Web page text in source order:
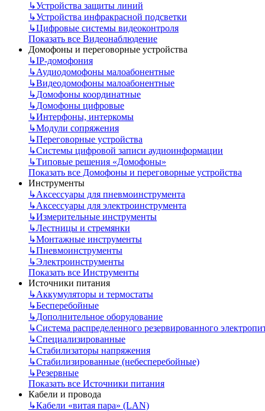
↳Устройства защиты линий
↳Устройства инфракрасной подсветки
↳Цифровые системы видеоконтроля
Показать все Видеонаблюдение
Домофоны и переговорные устройства
↳IP-домофония
↳Аудиодомофоны малоабонентные
↳Видеодомофоны малоабонентные
↳Домофоны координатные
↳Домофоны цифровые
↳Интерфоны, интеркомы
↳Модули сопряжения
↳Переговорные устройства
↳Системы цифровой записи аудиоинформации
↳Типовые решения «Домофоны»
Показать все Домофоны и переговорные устройства
Инструменты
↳Аксессуары для пневмоинструмента
↳Аксессуары для электроинструмента
↳Измерительные инструменты
↳Лестницы и стремянки
↳Монтажные инструменты
↳Пневмоинструменты
↳Электроинструменты
Показать все Инструменты
Источники питания
↳Аккумуляторы и термостаты
↳Бесперебойные
↳Дополнительное оборудование
↳Система распределенного резервированного
↳Специализированные
↳Стабилизаторы напряжения
↳Стабилизированные (небесперебойные)
↳Резервные
Показать все Источники питания
Кабели и провода
↳Кабели «витая пара» (LAN)